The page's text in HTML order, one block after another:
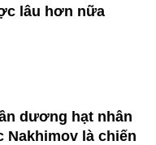
lâu hơn nữa
dương hạt nhân
Nakhimov là chiến